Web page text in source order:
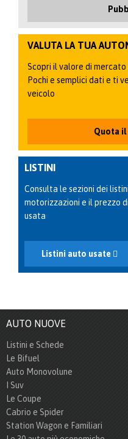
VALUTA LA TUA
Scopri il valore di
Pochi e semplici dati e ti
veicolo
Quota
LISTINI
Consulta le sezioni dei
motorizzazioni e il prezzo
usata
Listini auto usate
AUTO NUOVE
Listini e Schede
Le Bifuel
Auto Monovolune
I Suv
Le Coupe
Cabrio e Spider
Station Wagon e Familiari